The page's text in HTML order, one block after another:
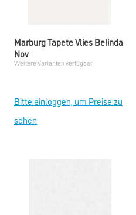
Marburg Tapete Vlies Belinda
Nov
Weitere Varianten verfügbar
Bitte einloggen, um Preise zu
sehen